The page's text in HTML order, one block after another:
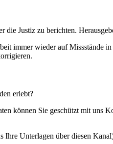
Justiz zu berichten.
immer wieder auf Missstände
erlebt?
können Sie geschützt mit uns
Ihre Unterlagen über diesen